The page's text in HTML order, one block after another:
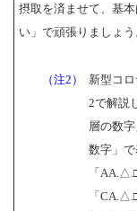
摂取を済ませて、基
い」で頑張りましょう
（注2）
新型コ
2で解説
層の数
数字」
「
「